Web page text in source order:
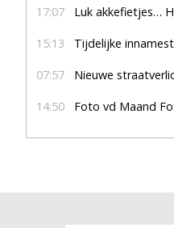
17:07 Luk akkefietjes…
15:13 Tijdelijke
07:57 Nieuwe
14:50 Foto vd Maand